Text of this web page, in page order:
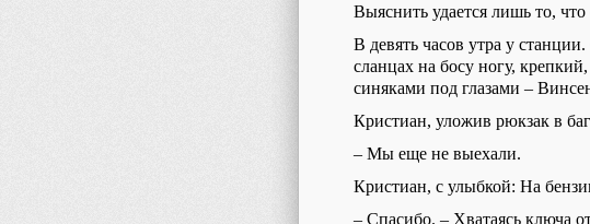
Выяснить удается лишь то,
В девять часов утра у
сланцах на босу ногу,
синяками под глазами –
Кристиан, уложив рюкзак в
– Мы еще не выехали.
Кристиан, с улыбкой: На
– Спасибо. – Хватаясь ключа